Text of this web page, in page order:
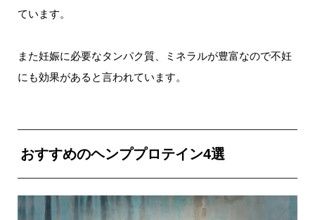
ています。
また妊娠に必要なタンパク質、ミネラルが豊富なので不妊
にも効果があると言われています。
おすすめのヘンププロテイン4選